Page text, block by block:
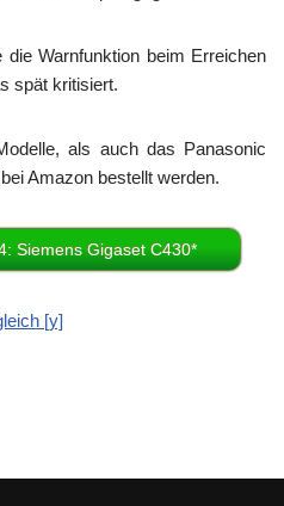
die Warnfunktion beim Erreichen
spät kritisiert.
als auch das Panasonic
Amazon bestellt werden.
Siemens Gigaset C430*
[y]